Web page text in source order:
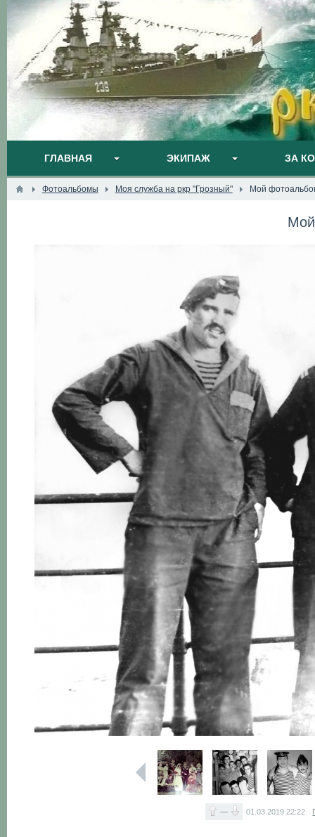
ГЛАВНАЯ ЭКИПАЖ ЗА
Фотоальбомы Моя служба на ркр "Грозный" Мой
— 01.03.201922:22